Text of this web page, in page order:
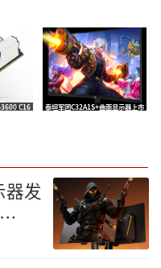
板在追求高透过率
。它依然兼顾了160
的色域覆盖，
乐中的良好视觉体
有助于终端产品实
有效降低背光模组
桌面显示器乃至智
极意义，进一步巩
的领先地位。
C16
泰坦军团C32A1S+曲面显示器上市
器发